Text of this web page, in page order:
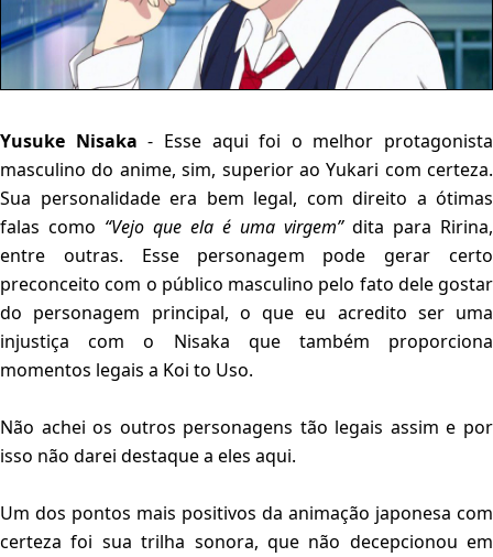
Yusuke Nisaka - Esse aqui foi o melhor protagonista
masculino do anime, sim, superior ao Yukari com certeza.
Sua personalidade era bem legal, com direito a ótimas
falas como “Vejo que ela é uma virgem” dita para Ririna,
entre outras. Esse personagem pode gerar certo
preconceito com o público masculino pelo fato dele gostar
do personagem principal, o que eu acredito ser uma
injustiça com o Nisaka que também proporciona
momentos legais a Koi to Uso.
Não achei os outros personagens tão legais assim e por
isso não darei destaque a eles aqui.
Um dos pontos mais positivos da animação japonesa com
certeza foi sua trilha sonora, que não decepcionou em